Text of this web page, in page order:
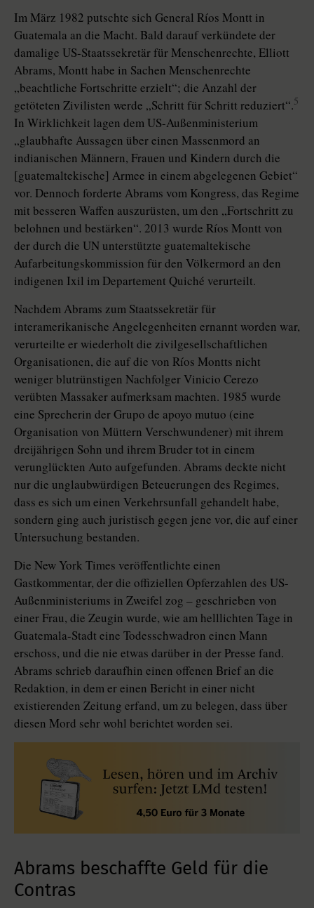
Im März 1982 putschte sich General Ríos Montt in
Guatemala an die Macht. Bald darauf verkündete der
damalige US-Staatssekretär für Menschenrechte, Elliott
Abrams, Montt habe in Sachen Menschenrechte
„beachtliche Fortschritte erzielt“; die Anzahl der
getöteten Zivilisten werde „Schritt für Schritt reduziert“.5
In Wirklichkeit lagen dem US-Außenministerium
„glaubhafte Aussagen über einen Massenmord an
indianischen Männern, Frauen und Kindern durch die
[guatemaltekische] Armee in einem abgelegenen Gebiet“
vor. Dennoch forderte Abrams vom Kongress, das Regime
mit besseren Waffen auszurüsten, um den „Fortschritt zu
belohnen und bestärken“. 2013 wurde Ríos Montt von
der durch die UN unterstützte guatemaltekische
Aufarbeitungskommission für den Völkermord an den
indigenen Ixil im Departement Quiché verurteilt.
Nachdem Abrams zum Staatssekretär für
interamerikanische Angelegenheiten ernannt worden war,
verurteilte er wiederholt die zivilgesellschaftlichen
Organisationen, die auf die von Ríos Montts nicht
weniger blutrünstigen Nachfolger Vinicio Cerezo
verübten Massaker aufmerksam machten. 1985 wurde
eine Sprecherin der Grupo de apoyo mutuo (eine
Organisation von Müttern Verschwundener) mit ihrem
dreijährigen Sohn und ihrem Bruder tot in einem
verunglückten Auto aufgefunden. Abrams deckte nicht
nur die unglaubwürdigen Beteuerungen des Regimes,
dass es sich um einen Verkehrsunfall gehandelt habe,
sondern ging auch juristisch gegen jene vor, die auf einer
Untersuchung bestanden.
Die New York Times veröffentlichte einen
Gastkommentar, der die offiziellen Opferzahlen des US-
Außenministeriums in Zweifel zog – geschrieben von
einer Frau, die Zeugin wurde, wie am helllichten Tage in
Guatemala-Stadt eine Todesschwadron einen Mann
erschoss, und die nie etwas darüber in der Presse fand.
Abrams schrieb daraufhin einen offenen Brief an die
Redaktion, in dem er einen Bericht in einer nicht
existierenden Zeitung erfand, um zu belegen, dass über
diesen Mord sehr wohl berichtet worden sei.
Abrams beschaffte Geld für die
Contras